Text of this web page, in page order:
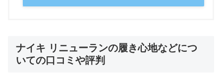
ナイキ リニューランの履き心地などにつ
いての口コミや評判